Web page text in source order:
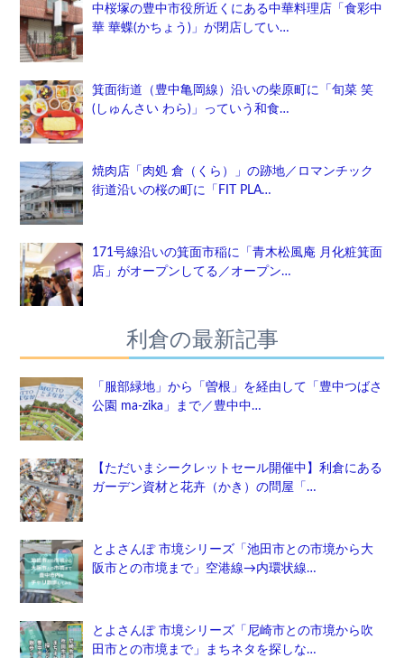
中桜塚の豊中市役所近くにある中華料理店「食彩中
華 華蝶(かちょう)」が閉店してい…
箕面街道（豊中亀岡線）沿いの柴原町に「旬菜 笑
(しゅんさい わら)」っていう和食…
焼肉店「肉処 倉（くら）」の跡地／ロマンチック
街道沿いの桜の町に「FIT PLA…
171号線沿いの箕面市稲に「青木松風庵 月化粧箕面
店」がオープンしてる／オープン…
利倉の最新記事
「服部緑地」から「曽根」を経由して「豊中つばさ
公園 ma-zika」まで／豊中中…
【ただいまシークレットセール開催中】利倉にある
ガーデン資材と花卉（かき）の問屋「…
とよさんぽ 市境シリーズ「池田市との市境から大
阪市との市境まで」空港線→内環状線…
とよさんぽ 市境シリーズ「尼崎市との市境から吹
田市との市境まで」まちネタを探しな…